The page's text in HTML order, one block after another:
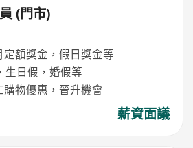
(門市)
額獎金，假日獎金等
生日假，婚假等
物優惠，晉升機會
薪資面議